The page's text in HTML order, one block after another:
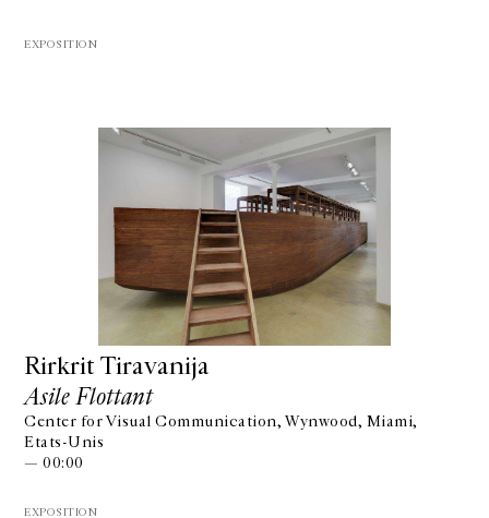
EXPOSITION
Rirkrit Tiravanija
Asile Flottant
Center for Visual Communication, Wynwood, Miami,
Etats-Unis
— 00:00
EXPOSITION